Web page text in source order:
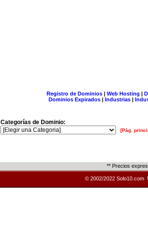
Registro de Dominios| Web Hosting |
Dominios Expirados | Industrias |
Categorías de Dominio:
[Pág.
** Precios
© 2002/2022 Solo10.com